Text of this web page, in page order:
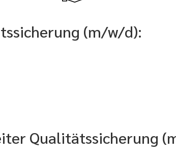
(m/w/d):
Qualitätssicherung